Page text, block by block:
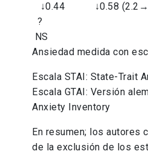
↓0.44 ↓0.58
?
NS
Ansiedad medida con
Escala STAI: State-Trait
Escala GTAI: Versión
Anxiety Inventory
En resumen; los autores
de la exclusión de los